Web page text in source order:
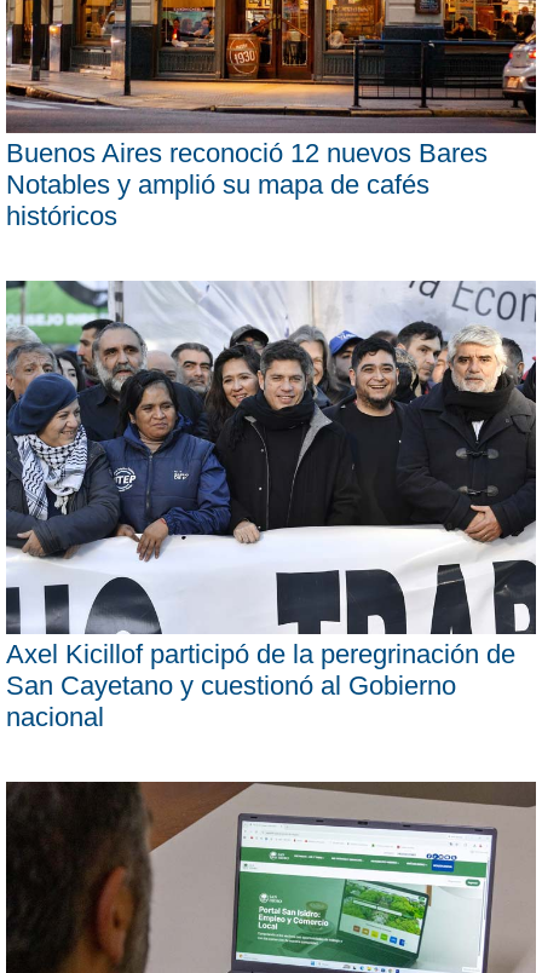
Buenos Aires reconoció 12 nuevos Bares
Notables y amplió su mapa de cafés
históricos
Axel Kicillof participó de la peregrinación de
San Cayetano y cuestionó al Gobierno
nacional